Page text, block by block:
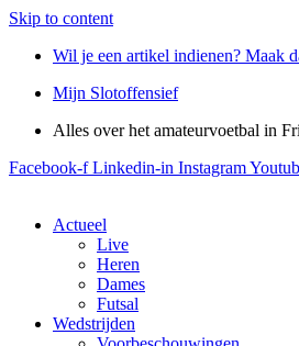
Skip to content
Wil je een artikel indienen? Maak
Mijn Slotoffensief
Alles over het amateurvoetbal in
Facebook-f Linkedin-in Instagram
Actueel
Live
Heren
Dames
Futsal
Wedstrijden